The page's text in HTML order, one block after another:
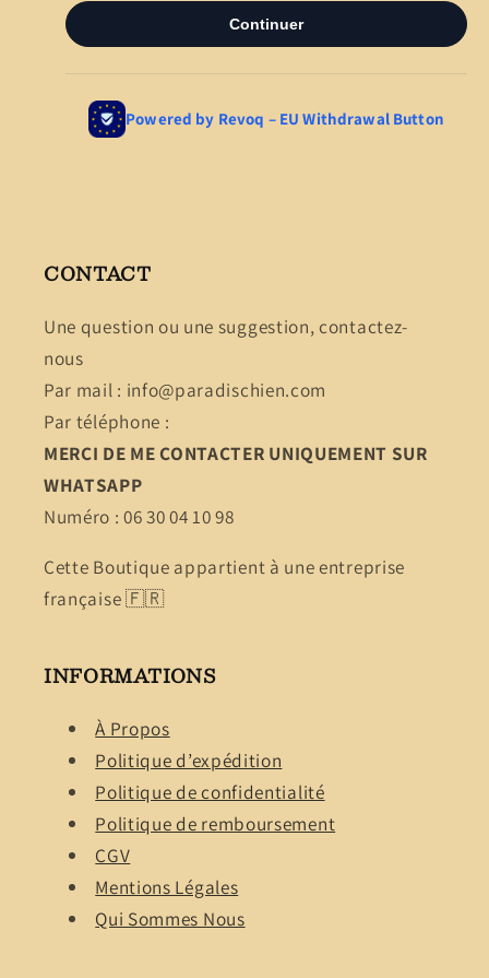
CONTACT
Une question ou une suggestion, contactez-
nous
Par mail : info@paradischien.com
Par téléphone :
MERCI DE ME CONTACTER UNIQUEMENT SUR
WHATSAPP
Numéro : 06 30 04 10 98
Cette Boutique appartient à une entreprise
française 🇫🇷
INFORMATIONS
À Propos
Politique d’expédition
Politique de confidentialité
Politique de remboursement
CGV
Mentions Légales
Qui Sommes Nous